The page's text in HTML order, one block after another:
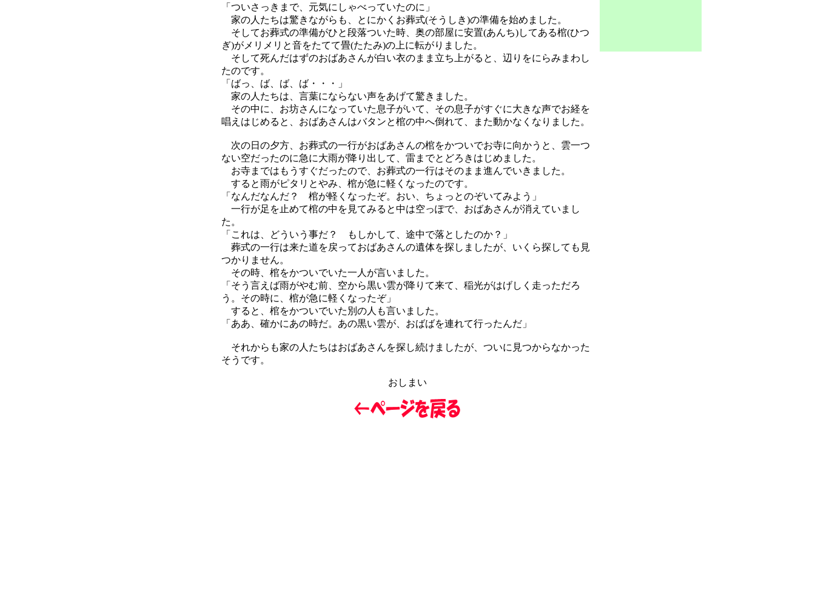
「ついさっきまで、元気にしゃべっていたのに」
家の人たちは驚きながらも、とにかくお葬式(そうしき)の準備を始めました。
そしてお葬式の準備がひと段落ついた時、奥の部屋に安置(あんち)してある棺(ひつ
ぎ)がメリメリと音をたてて畳(たたみ)の上に転がりました。
そして死んだはずのおばあさんが白い衣のまま立ち上がると、辺りをにらみまわし
たのです。
「ばっ、ば、ば、ば・・・」
家の人たちは、言葉にならない声をあげて驚きました。
その中に、お坊さんになっていた息子がいて、その息子がすぐに大きな声でお経を
唱えはじめると、おばあさんはバタンと棺の中へ倒れて、また動かなくなりました。
次の日の夕方、お葬式の一行がおばあさんの棺をかついでお寺に向かうと、雲一つ
ない空だったのに急に大雨が降り出して、雷までとどろきはじめました。
お寺まではもうすぐだったので、お葬式の一行はそのまま進んでいきました。
すると雨がピタリとやみ、棺が急に軽くなったのです。
「なんだなんだ？ 棺が軽くなったぞ。おい、ちょっとのぞいてみよう」
一行が足を止めて棺の中を見てみると中は空っぽで、おばあさんが消えていまし
た。
「これは、どういう事だ？ もしかして、途中で落としたのか？」
葬式の一行は来た道を戻っておばあさんの遺体を探しましたが、いくら探しても見
つかりません。
その時、棺をかついでいた一人が言いました。
「そう言えば雨がやむ前、空から黒い雲が降りて来て、稲光がはげしく走っただろ
う。その時に、棺が急に軽くなったぞ」
すると、棺をかついでいた別の人も言いました。
「ああ、確かにあの時だ。あの黒い雲が、おばばを連れて行ったんだ」
それからも家の人たちはおばあさんを探し続けましたが、ついに見つからなかった
そうです。
おしまい